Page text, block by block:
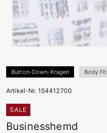
Button-Down-Kragen Body Fit
Artikel-Nr. 154412700
SALE
Businesshemd